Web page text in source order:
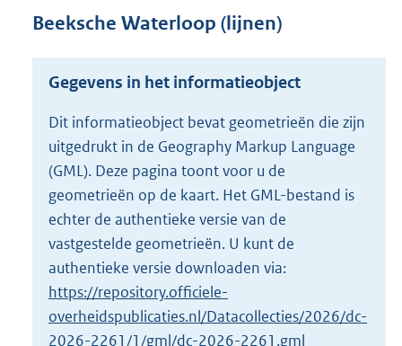
n
s
r
o
t
t
e
:
1
9
K
Beeksche Waterloop (lijnen)
Gegevens in het informatieobject
Dit informatieobject bevat geometrieën die zijn
uitgedrukt in de Geography Markup Language
(GML). Deze pagina toont voor u de
geometrieën op de kaart. Het GML-bestand is
echter de authentieke versie van de
vastgestelde geometrieën. U kunt de
authentieke versie downloaden via:
https://repository.officiele-
overheidspublicaties.nl/Datacollecties/2026/dc-
2026-2261/1/gml/dc-2026-2261.gml